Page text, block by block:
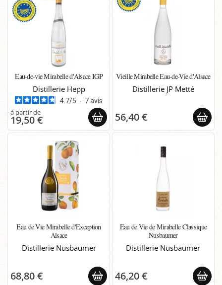
Eau-de-vie Mirabelle d'Alsace IGP
Distillerie Hepp
4.7/5 - 7avis
19,50 €
Vieille Mirabelle Eau-de-Vie d'Alsace
Distillerie JP Metté
56,40 €
Eau de Vie Mirabelle d'Exception
Alsace
Distillerie Nusbaumer
68,80 €
Eau de Vie de Mirabelle Classique
Nusbaumer
Distillerie Nusbaumer
46,20 €